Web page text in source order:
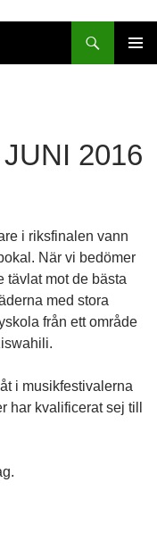
2016
i riksfinalen vann
När vi bedömer
tävlat mot de bästa
med stora
från ett område
i musikfestivalerna
har kvalificerat sej till